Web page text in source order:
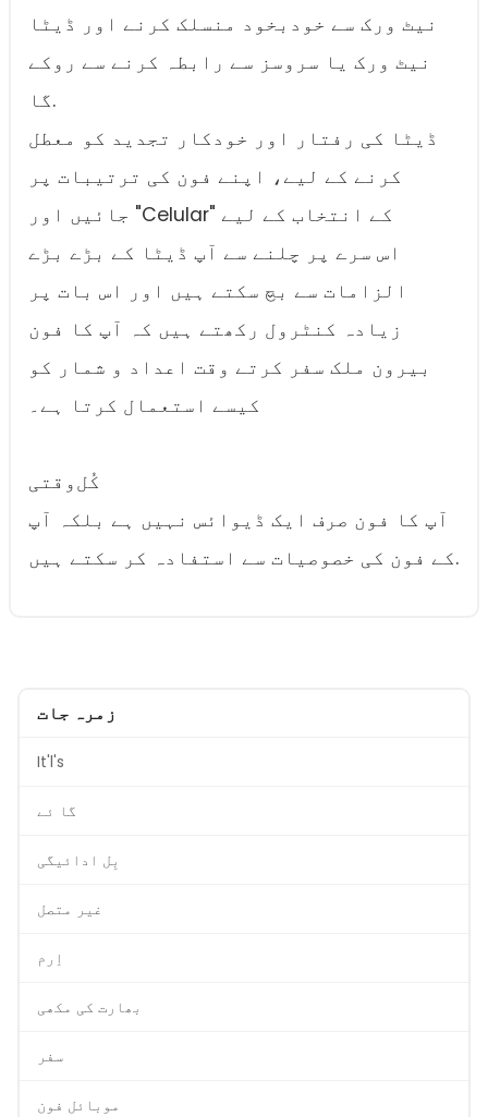
نیٹ ورک سے خودبخود منسلک کرنے اور ڈیٹا
نیٹ ورک یا سروسز سے رابطہ کرنے سے روکے
گا.
ڈیٹا کی رفتار اور خودکار تجدید کو معطل
کرنے کے لیے، اپنے فون کی ترتیبات پر
جائیں اور "Celular" کے انتخاب کے لیے
اس سرے پر چلنے سے آپ ڈیٹا کے بڑے بڑے
الزامات سے بچ سکتے ہیں اور اس بات پر
زیادہ کنٹرول رکھتے ہیں کہ آپ کا فون
بیرون ملک سفر کرتے وقت اعداد و شمار کو
کیسے استعمال کرتا ہے۔
کُل‌وقتی
آپ کا فون صرف ایک ڈیوائس نہیں ہے بلکہ آپ
کے فون کی خصوصیات سے استفادہ کر سکتے ہیں.
زمرہ جات
It'l's
گا ئے
بِل ادائیگی
غیر متصل
اِرم
بھارت کی مکھی
سفر
موبائل فون